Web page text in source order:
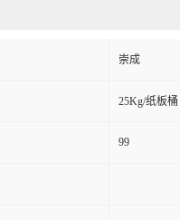
崇成
25Kg/纸板桶
99